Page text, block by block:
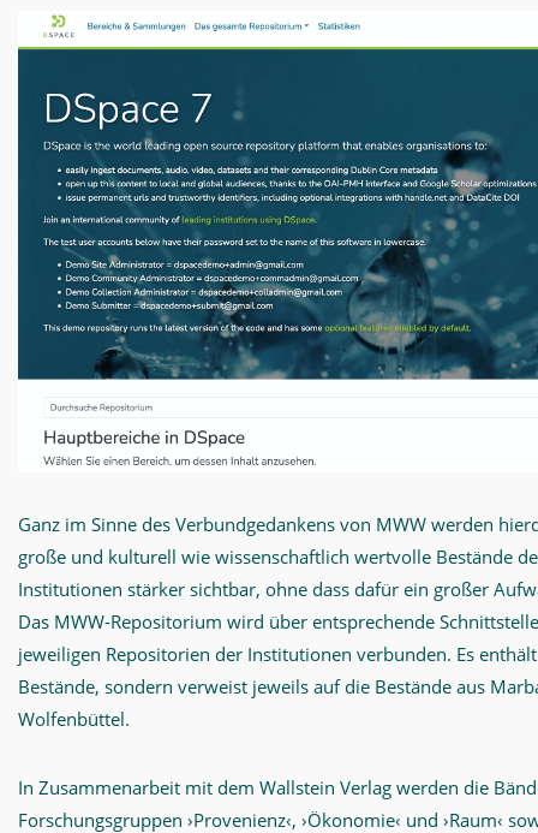
Ganz im Sinne des Verbundgedankens von MWW werden
große und kulturell wie wissenschaftlich wertvolle Bestände
Institutionen stärker sichtbar, ohne dass dafür ein großer
Das MWW-Repositorium wird über entsprechende
jeweiligen Repositorien der Institutionen verbunden. Es
Bestände, sondern verweist jeweils auf die Bestände aus
Wolfenbüttel.
In Zusammenarbeit mit dem Wallstein Verlag werden die
Forschungsgruppen ›Provenienz‹, ›Ökonomie‹ und ›Raum‹